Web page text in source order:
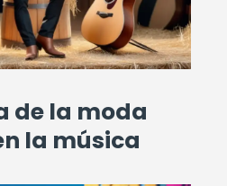
de la moda
la música